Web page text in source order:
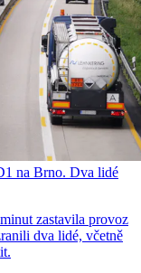
na Brno. Dva lidé
zastavila provoz
dva lidé, včetně